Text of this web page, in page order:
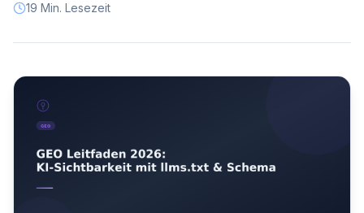
19 Min. Lesezeit